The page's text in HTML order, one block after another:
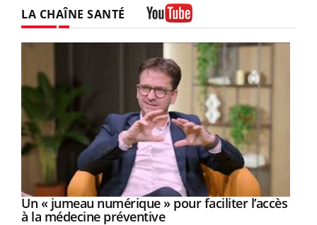
LA CHAÎNE SANTÉ
Youtube
Un « jumeau numérique » pour faciliter l’accès
à la médecine préventiveYoutube